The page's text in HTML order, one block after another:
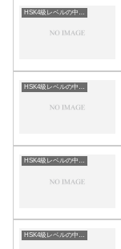
HSK4級レベルの中国語
HSK4級レベルの中国語